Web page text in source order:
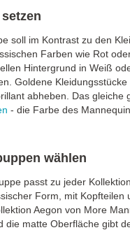
soll im Kontrast zu den
Farben wie Rot
Hintergrund in Weiß
Goldene
abheben. Das gleiche
- die Farbe des
wählen
passt zu jeder
Form, mit
Aegon von More
die matte Oberfläche gibt